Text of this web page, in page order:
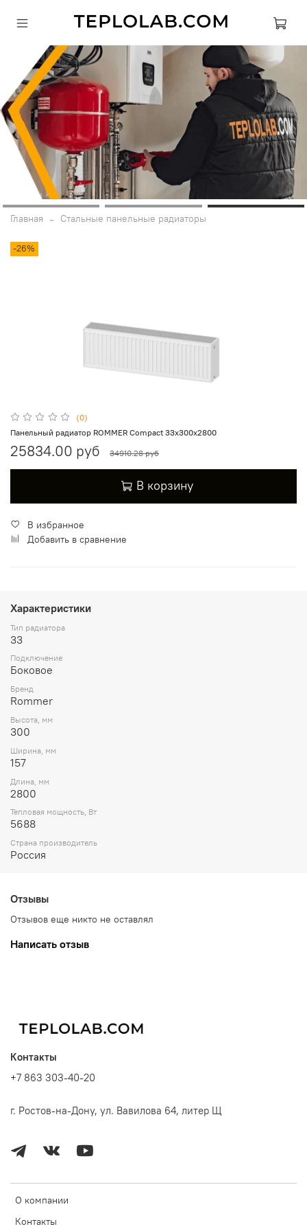
Главная Стальные панельные радиаторы
-26%
(0)
Панельный радиатор ROMMER Compact 33х300х2800
25834.00 руб 34910.28 руб
В корзину
В избранное
Добавить в сравнение
Характеристики
Тип радиатора
33
Подключение
Боковое
Бренд
Rommer
Высота, мм
300
Ширина, мм
157
Длина, мм
2800
Тепловая мощность, Вт
5688
Страна производитель
Россия
Отзывы
Отзывов еще никто не оставлял
Написать отзыв
О компании
Контакты
Контакты
+7 863 303-40-20
г. Ростов-на-Дону, ул. Вавилова 64, литер Щ